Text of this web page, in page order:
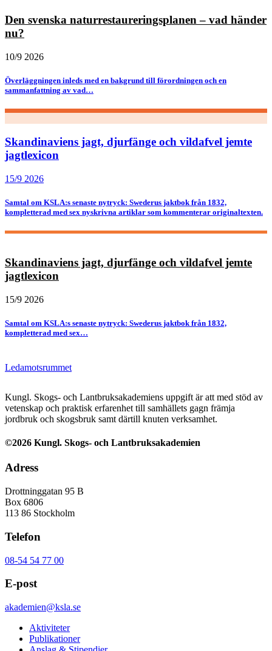
Den svenska naturrestaureringsplanen – vad händer
nu?
10/9 2026
Överläggningen inleds med en bakgrund till förordningen och en
sammanfattning av vad…
Skandinaviens jagt, djurfänge och vildafvel jemte
jagtlexicon
15/9 2026
Samtal om KSLA:s senaste nytryck: Swederus jaktbok från 1832,
kompletterad med sex nyskrivna artiklar som kommenterar originaltexten.
Skandinaviens jagt, djurfänge och vildafvel jemte
jagtlexicon
15/9 2026
Samtal om KSLA:s senaste nytryck: Swederus jaktbok från 1832,
kompletterad med sex…
Ledamotsrummet
Kungl. Skogs- och Lantbruksakademiens uppgift är att med stöd av
vetenskap och praktisk erfarenhet till samhällets gagn främja
jordbruk och skogsbruk samt därtill knuten verksamhet.
©2026 Kungl. Skogs- och Lantbruksakademien
Adress
Drottninggatan 95 B
Box 6806
113 86 Stockholm
Telefon
08-54 54 77 00
E-post
akademien@ksla.se
Aktiviteter
Publikationer